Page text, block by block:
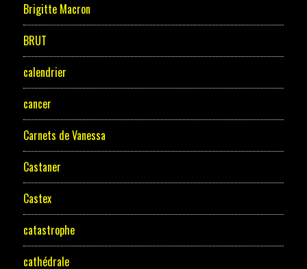
Brigitte Macron
BRUT
calendrier
cancer
Carnets de Vanessa
Castaner
Castex
catastrophe
cathédrale